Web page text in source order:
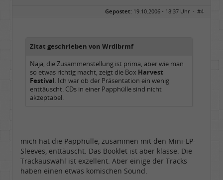
Gepostet: 19.10.2006 - 18:37 Uhr · #4
Zitat geschrieben von Wrdlbrmf
Naja, die Zusammenstellung ist prima, aber wie man
so etwas richtig macht, zeigt die Box Harvest
Festival. Ich war ob der Präsentation ein wenig
enttäuscht. CDs in einer Papphülle sind nicht
akzeptabel.
mich hat die Papphülle, zusammen mit den Mini-LP-
Sleeves, enttäuscht. Das Booklet ist aber klasse. Die
Trackauswahl ist exzellent. Aber einige der Tracks
haben einen etwas komischen Sound.